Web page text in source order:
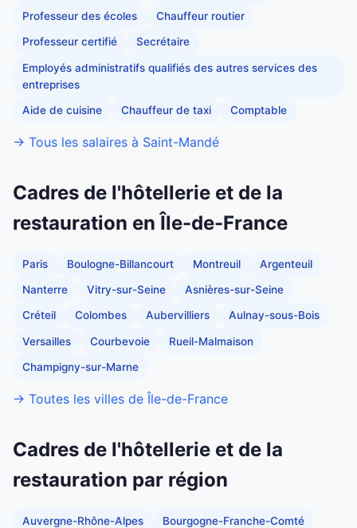
Professeur des écoles Chauffeur routier
Professeur certifié Secrétaire
Employés administratifs qualifiés des autres services des
entreprises
Aide de cuisine Chauffeur de taxi Comptable
→ Tous les salaires à Saint-Mandé
Cadres de l'hôtellerie et de la
restauration en Île-de-France
Paris Boulogne-Billancourt Montreuil Argenteuil
Nanterre Vitry-sur-Seine Asnières-sur-Seine
Créteil Colombes Aubervilliers Aulnay-sous-Bois
Versailles Courbevoie Rueil-Malmaison
Champigny-sur-Marne
→ Toutes les villes de Île-de-France
Cadres de l'hôtellerie et de la
restauration par région
Auvergne-Rhône-Alpes Bourgogne-Franche-Comté